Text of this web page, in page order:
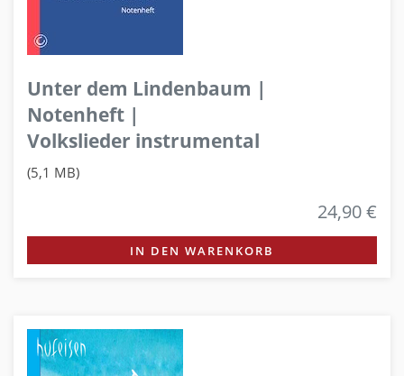
Unter dem Lindenbaum |
Notenheft |
Volkslieder instrumental
(5,1 MB)
24,90 €
IN DEN WARENKORB